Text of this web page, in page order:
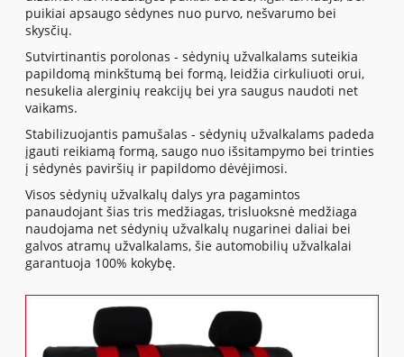
puikiai apsaugo sėdynes nuo purvo, nešvarumo bei
skysčių.
Sutvirtinantis porolonas - sėdynių užvalkalams suteikia
papildomą minkštumą bei formą, leidžia cirkuliuoti orui,
nesukelia alerginių reakcijų bei yra saugus naudoti net
vaikams.
Stabilizuojantis pamušalas - sėdynių užvalkalams padeda
įgauti reikiamą formą, saugo nuo išsitampymo bei trinties
į sėdynės paviršių ir papildomo dėvėjimosi.
Visos sėdynių užvalkalų dalys yra pagamintos
panaudojant šias tris medžiagas, trisluoksnė medžiaga
naudojama net sėdynių užvalkalų nugarinei daliai bei
galvos atramų užvalkalams, šie automobilių užvalkalai
garantuoja 100% kokybę.